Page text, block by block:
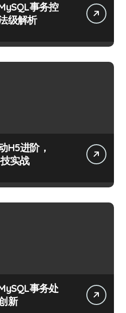
事务控
级解析
H5进阶，
实战
事务处
新